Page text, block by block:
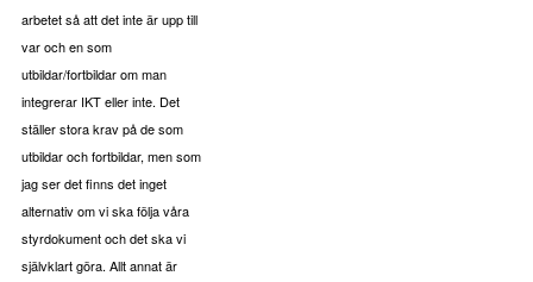
arbetet så att det inte är upp till
var och en som
utbildar/fortbildar om man
integrerar IKT eller inte. Det
ställer stora krav på de som
utbildar och fortbildar, men som
jag ser det finns det inget
alternativ om vi ska följa våra
styrdokument och det ska vi
självklart göra. Allt annat är